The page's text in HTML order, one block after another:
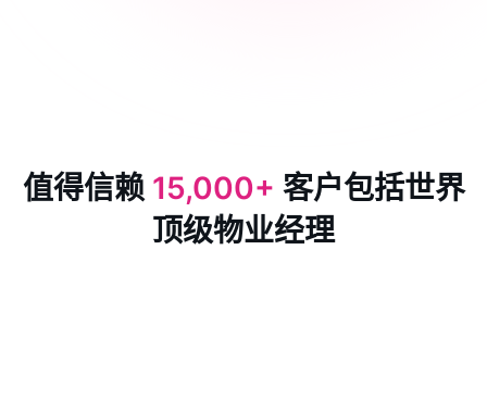
值得信赖 15,000+ 客户包括世界
顶级物业经理